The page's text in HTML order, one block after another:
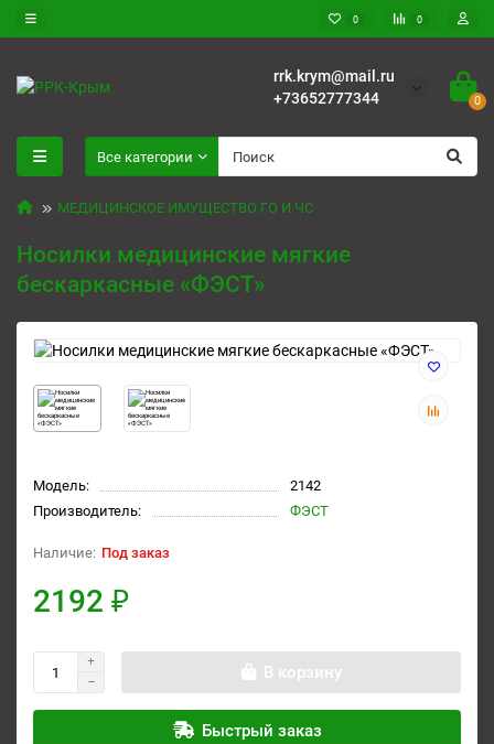
0 0
rrk.krym@mail.ru
+73652777344
0
Все категории
МЕДИЦИНСКОЕ ИМУЩЕСТВО ГО И ЧС
Носилки медицинские мягкие
бескаркасные «ФЭСТ»
Модель:
2142
Производитель:
ФЭСТ
Под заказ
2192 ₽
В корзину
Быстрый заказ